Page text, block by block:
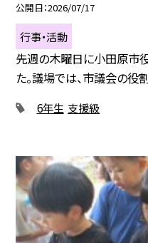
公開日 2026/07/17
行事・活動
先週の木曜日に小田原市
た。議場では、市議会の役
6年生 支援級